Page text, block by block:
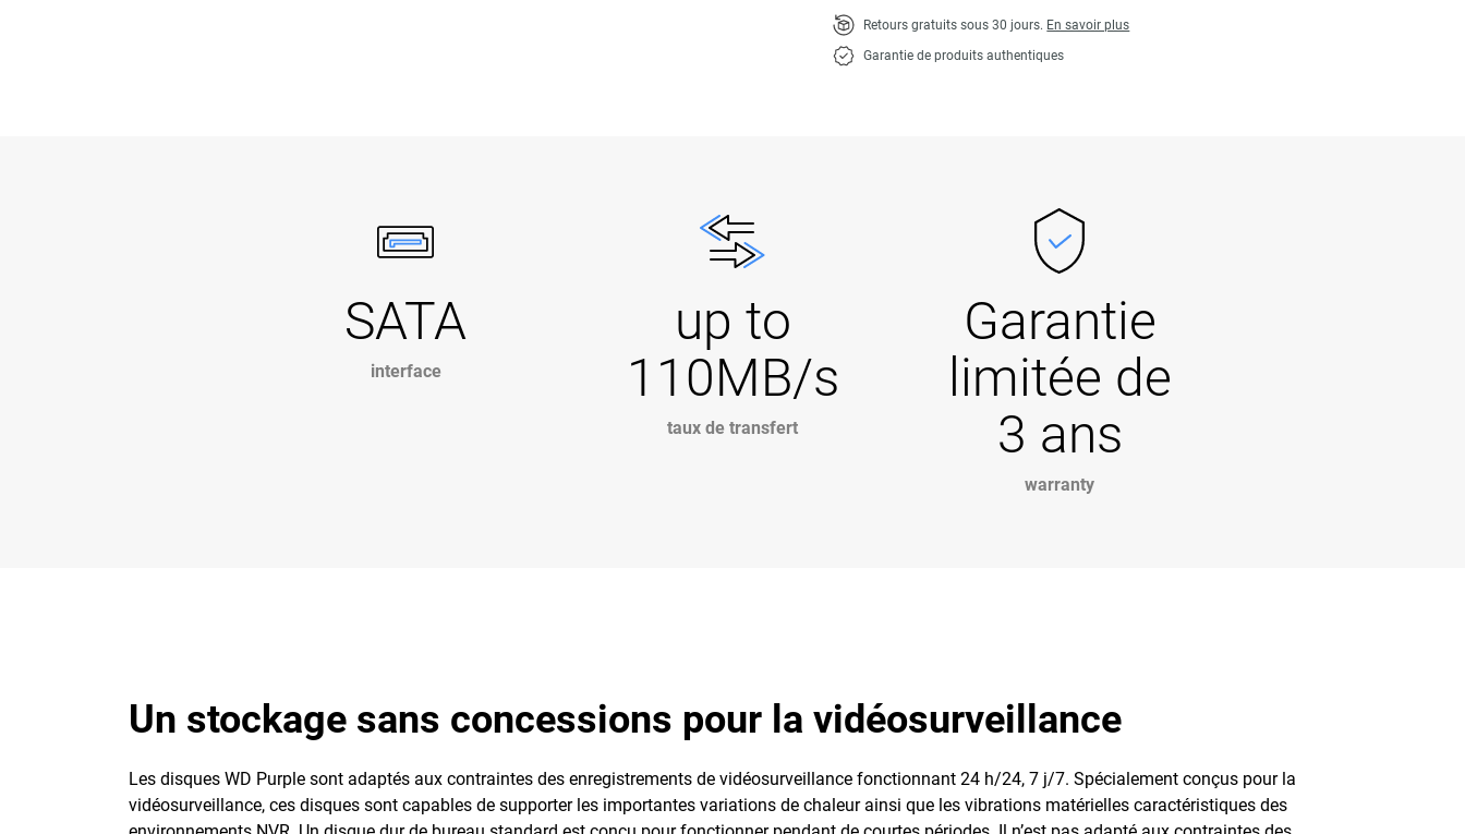
Retours gratuits sous 30 jours. En savoir plus
Garantie de produits authentiques
SATA
interface
up to
110MB/s
taux de transfert
Garantie
limitée de
3 ans
warranty
Un stockage sans concessions pour la vidéosurveillance
Les disques WD Purple sont adaptés aux contraintes des enregistrements de vidéosurveillance fonctionnant 24 h/24, 7 j/7. Spécialement conçus pour la
vidéosurveillance, ces disques sont capables de supporter les importantes variations de chaleur ainsi que les vibrations matérielles caractéristiques des